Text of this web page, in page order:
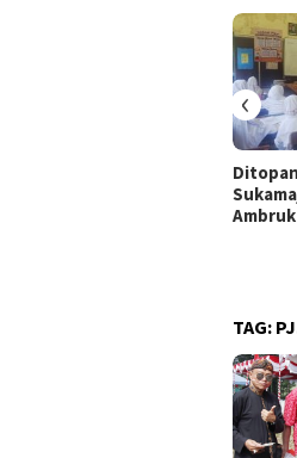
Ambruk
‹
TAG: